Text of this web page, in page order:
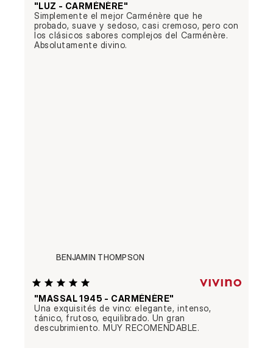
"LUZ - CARMÉNÈRE"
Simplemente el mejor Carménère que he
probado, suave y sedoso, casi cremoso, pero con
los clásicos sabores complejos del Carménère.
Absolutamente divino.
BENJAMIN THOMPSON
"MASSAL 1945 - CARMÉNÈRE"
Una exquisités de vino: elegante, intenso,
tánico, frutoso, equilibrado. Un gran
descubrimiento. MUY RECOMENDABLE.